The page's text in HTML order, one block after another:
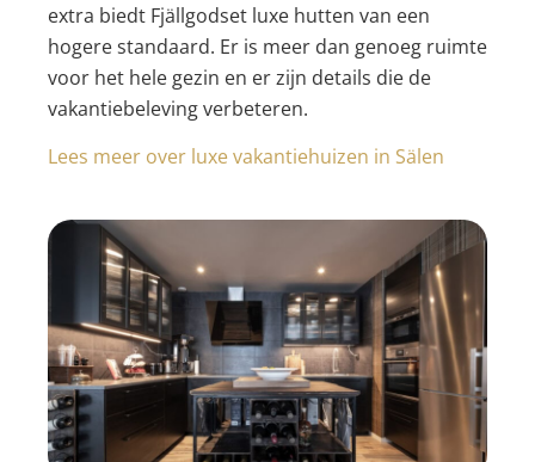
extra biedt Fjällgodset luxe hutten van een
hogere standaard. Er is meer dan genoeg ruimte
voor het hele gezin en er zijn details die de
vakantiebeleving verbeteren.
Lees meer over luxe vakantiehuizen in Sälen